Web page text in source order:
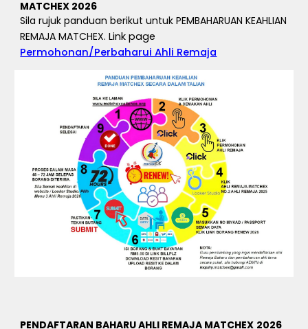
MATCHEX 2026
Sila rujuk panduan berikut untuk PEMBAHARUAN KEAHLIAN
REMAJA MATCHEX. Link page
Permohonan/Perbaharui Ahli Remaja
PENDAFTARAN BAHARU AHLI REMAJA MATCHEX 2026